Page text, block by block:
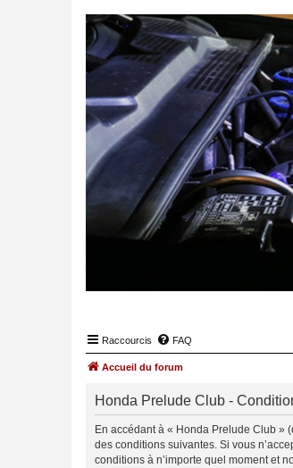
Raccourcis FAQ
Accueil du forum
Honda Prelude Club -
En accédant à « Honda Prelude Club »
des conditions suivantes. Si vous
conditions à n’importe quel moment et